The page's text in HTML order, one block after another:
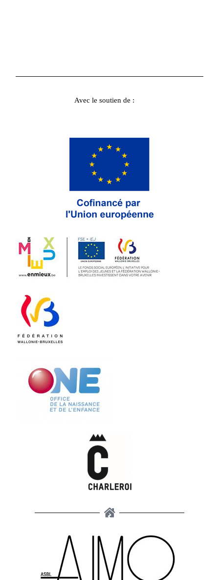
Avec le soutien de :